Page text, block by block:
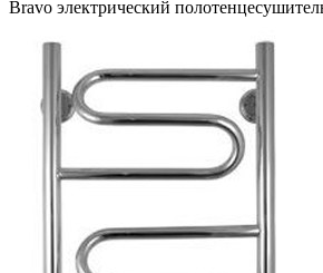
Bravo электрический